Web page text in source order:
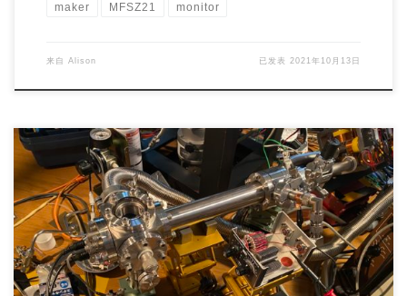
maker MFSZ21 monitor
来自 Alison 已发表2021年10月13日
Project Maker (s): Takaoki Takanashi Country/Area […]